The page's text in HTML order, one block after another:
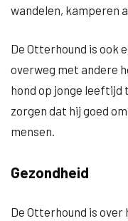
wandelen, kamperen
De Otterhound is ook
overweg met andere
hond op jonge leeftijd
zorgen dat hij goed
mensen.
Gezondheid
De Otterhound is over